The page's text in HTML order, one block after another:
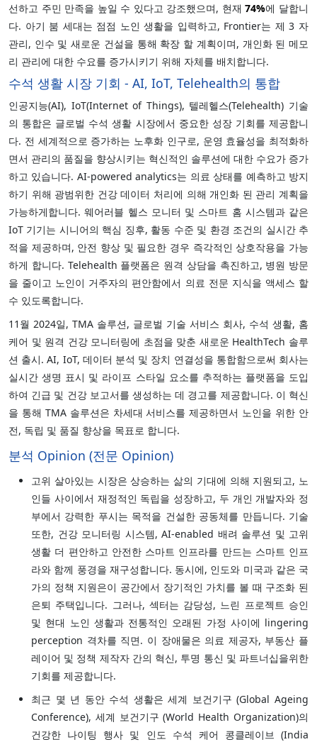
선하고 주민 만족을 높일 수 있다고 강조했으며, 현재74%에 달합니
다. 아기 붐 세대는 점점 노인 생활을 입력하고, Frontier는 제 3 자
관리, 인수 및 새로운 건설을 통해 확장 할 계획이며, 개인화 된 메모
리 관리에 대한 수요를 증가시키기 위해 자체를 배치합니다.
수석 생활 시장 기회 - AI, IoT, Telehealth의 통합
인공지능(AI), IoT(Internet of Things), 텔레헬스(Telehealth) 기술
의 통합은 글로벌 수석 생활 시장에서 중요한 성장 기회를 제공합니
다. 전 세계적으로 증가하는 노후화 인구로, 운영 효율성을 최적화하
면서 관리의 품질을 향상시키는 혁신적인 솔루션에 대한 수요가 증가
하고 있습니다. AI-powered analytics는 의료 상태를 예측하고 방지
하기 위해 광범위한 건강 데이터 처리에 의해 개인화 된 관리 계획을
가능하게합니다. 웨어러블 헬스 모니터 및 스마트 홈 시스템과 같은
IoT 기기는 시니어의 핵심 징후, 활동 수준 및 환경 조건의 실시간 추
적을 제공하며, 안전 향상 및 필요한 경우 즉각적인 상호작용을 가능
하게 합니다. Telehealth 플랫폼은 원격 상담을 촉진하고, 병원 방문
을 줄이고 노인이 거주자의 편안함에서 의료 전문 지식을 액세스 할
수 있도록합니다.
11월 2024일, TMA 솔루션, 글로벌 기술 서비스 회사, 수석 생활, 홈
케어 및 원격 건강 모니터링에 초점을 맞춘 새로운 HealthTech 솔루
션 출시. AI, IoT, 데이터 분석 및 장치 연결성을 통합함으로써 회사는
실시간 생명 표시 및 라이프 스타일 요소를 추적하는 플랫폼을 도입
하여 긴급 및 건강 보고서를 생성하는 데 경고를 제공합니다. 이 혁신
을 통해 TMA 솔루션은 차세대 서비스를 제공하면서 노인을 위한 안
전, 독립 및 품질 향상을 목표로 합니다.
분석 Opinion (전문 Opinion)
고위 살아있는 시장은 상승하는 삶의 기대에 의해 지원되고, 노
인들 사이에서 재정적인 독립을 성장하고, 두 개인 개발자와 정
부에서 강력한 푸시는 목적을 건설한 공동체를 만듭니다. 기술
또한, 건강 모니터링 시스템, AI-enabled 배려 솔루션 및 고위
생활 더 편안하고 안전한 스마트 인프라를 만드는 스마트 인프
라와 함께 풍경을 재구성합니다. 동시에, 인도와 미국과 같은 국
가의 정책 지원은이 공간에서 장기적인 가치를 볼 때 구조화 된
은퇴 주택입니다. 그러나, 섹터는 감당성, 느린 프로젝트 승인
및 현대 노인 생활과 전통적인 오래된 가정 사이에 lingering
perception 격차를 직면. 이 장애물은 의료 제공자, 부동산 플
레이어 및 정책 제작자 간의 혁신, 투명 통신 및 파트너십을위한
기회를 제공합니다.
최근 몇 년 동안 수석 생활은 세계 보건기구 (Global Ageing
Conference), 세계 보건기구 (World Health Organization)의
건강한 나이팅 행사 및 인도 수석 케어 콩클레이브 (India